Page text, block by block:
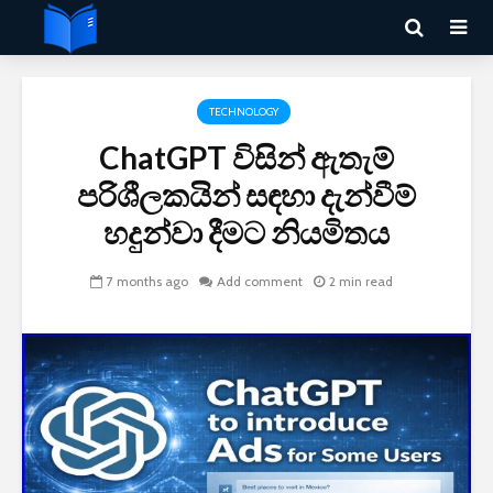
TECHNOLOGY
ChatGPT විසින් ඇතැම්
පරිශීලකයින් සඳහා දැන්වීම්
හදුන්වා දීමට නියමිතය
7 months ago Add comment 2 min read